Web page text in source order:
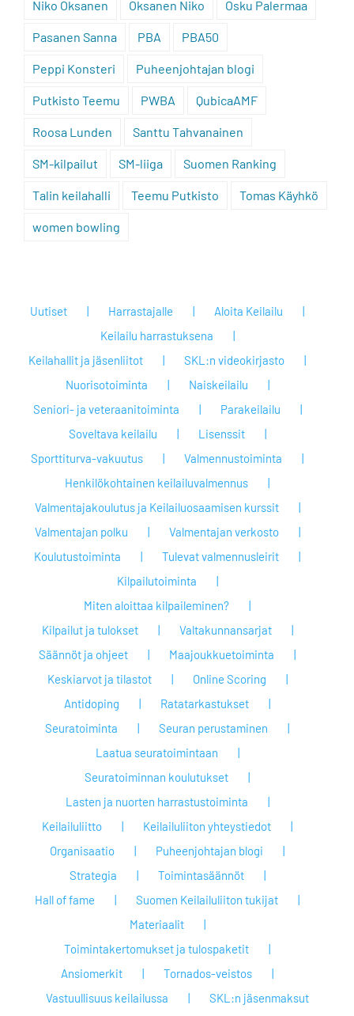
Niko Oksanen Oksanen Niko Osku Palermaa
Pasanen Sanna PBA PBA50
Peppi Konsteri Puheenjohtajan blogi
Putkisto Teemu PWBA QubicaAMF
Roosa Lunden Santtu Tahvanainen
SM-kilpailut SM-liiga Suomen Ranking
Talin keilahalli Teemu Putkisto Tomas Käyhkö
women bowling
Uutiset Harrastajalle
Aloita Keilailu
Keilailu harrastuksena
Keilahallit ja jäsenliitot
SKL:n videokirjasto
Nuorisotoiminta
Naiskeilailu
Seniori- ja veteraanitoiminta
Parakeilailu
Soveltava keilailu
Lisenssit
Sporttiturva-vakuutus
Valmennustoiminta
Henkilökohtainen keilailuvalmennus
Valmentajakoulutus ja Keilailuosaamisen kurssit
Valmentajan polku
Valmentajan verkosto
Koulutustoiminta
Tulevat valmennusleirit
Kilpailutoiminta
Miten aloittaa kilpaileminen?
Kilpailut ja tulokset
Valtakunnansarjat
Säännöt ja ohjeet
Maajoukkuetoiminta
Keskiarvot ja tilastot
Online Scoring
Antidoping
Ratatarkastukset
Seuratoiminta
Seuran perustaminen
Laatua seuratoimintaan
Seuratoiminnan koulutukset
Lasten ja nuorten harrastustoiminta
Keilailuliitto
Keilailuliiton yhteystiedot
Organisaatio
Puheenjohtajan blogi
Strategia
Toimintasäännöt
Hall of fame
Suomen Keilailuliiton tukijat
Materiaalit
Toimintakertomukset ja tulospaketit
Ansiomerkit
Tornados-veistos
Vastuullisuus keilailussa
SKL:n jäsenmaksut